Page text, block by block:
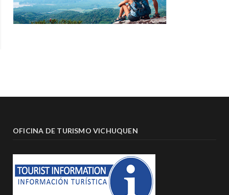
OFICINA DE TURISMO VICHUQUEN